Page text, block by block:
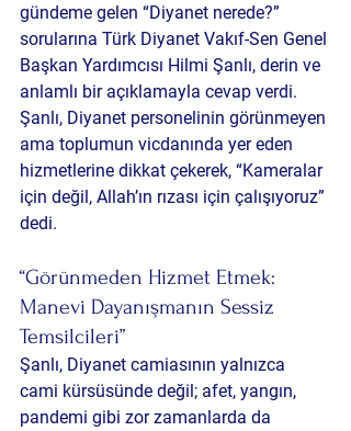
gündeme gelen “Diyanet nerede?”
sorularına Türk Diyanet Vakıf-Sen Genel
Başkan Yardımcısı Hilmi Şanlı, derin ve
anlamlı bir açıklamayla cevap verdi.
Şanlı, Diyanet personelinin görünmeyen
ama toplumun vicdanında yer eden
hizmetlerine dikkat çekerek, “Kameralar
için değil, Allah’ın rızası için çalışıyoruz”
dedi.
“Görünmeden Hizmet Etmek:
Manevi Dayanışmanın Sessiz
Temsilcileri”
Şanlı, Diyanet camiasının yalnızca
cami kürsüsünde değil; afet, yangın,
pandemi gibi zor zamanlarda da